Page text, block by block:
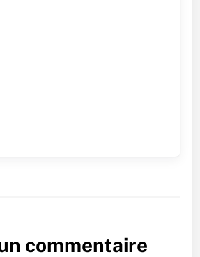
commentaire